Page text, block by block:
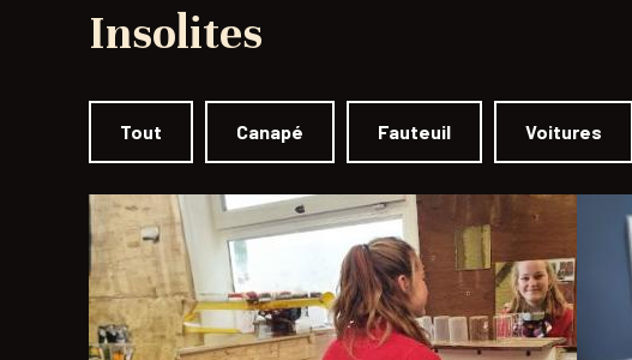
Insolites
Tout Canapé Fauteuil Voitures